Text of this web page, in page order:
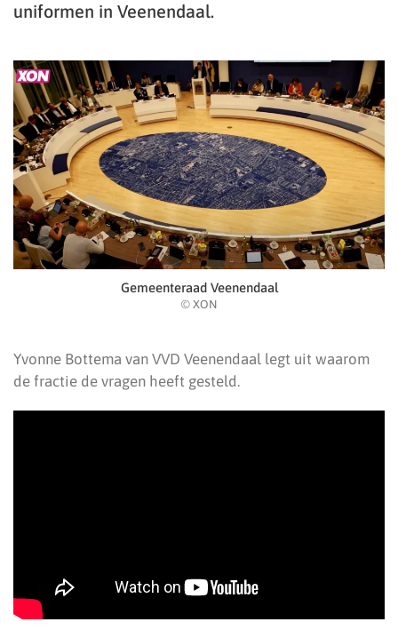
uniformen in Veenendaal.
Gemeenteraad Veenendaal
© XON
Yvonne Bottema van VVD Veenendaal legt uit waarom
de fractie de vragen heeft gesteld.